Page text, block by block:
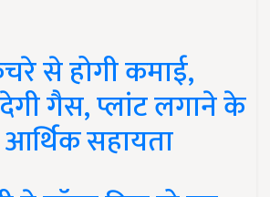
से होगी कमाई,
गैस, प्लांट लगाने के
सहायता